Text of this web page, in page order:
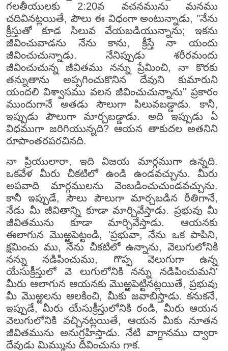
గలతీయులకు 2:20వ వచనమును మనము
చదివినట్లయితే, పౌలు ఈ విధంగా అంటున్నాడు, "నేను
క్రీస్తుతో కూడ సిలువ వేయబడియున్నాను; ఇకను
జీవించువాడను నేను కాను, క్రీస్తే నా యందు
జీవించుచున్నాడు. నేనిప్పుడు శరీరమందు
జీవించుచున్న జీవితము నన్ను ప్రేమించి, నా కొరకు
తన్నుతాను అప్పగించుకొనిన దేవుని కుమారుని
యందలి విశ్వాసము వలన జీవించుచున్నాను'' ప్రకారం
ముందుగానే అతడు సౌలుగా పిలువబడ్డాడు. కానీ,
ఇప్పుడు పౌలుగా మార్చబడ్డాడు. అది ఇప్పుడు ఏ
విధముగా జరిగియున్నది? ఆయన తాకుదల అతనిని
రూపాంతరపరచినది.
నా ప్రియులారా, ఇది విజయ మార్గముగా ఉన్నది.
ఒకవేళ మీరు చీకటిలో ఉండి ఉండవచ్చును. మీరు
అపవాది మార్గములను వెంబడించుచుండవచ్చును.
కానీ ఇప్పుడే, సౌలు పౌలుగా మార్చబడిన రీతిగానే,
నేడు మీ జీవితాన్ని కూడా మార్చివేస్తాడు. ప్రభువు మీ
జీవితమును కూడా మార్చివేస్తాడు. ఆయనకు
ఈలాగున మొఱ్ఱపెట్టండి, 'ప్రభువా, నేను ఒక పాపిని,
క్షమించు ము, నేను చీకటిలో ఉన్నాను, వెలుగులోనికి
నన్ను నడిపించుము, గొప్ప వెలుగుగా ఉన్న
యేసుక్రీస్తులో వె లుగులోనికి నన్ను నడిపించుమని'
మీరు ఆలాగున ఆయనకు మొఱ్ఱపెట్టినట్లయితే, ప్రభువు
మీ మొఱ్ఱలను ఆలకించి, మీకు జవాబిస్తాడు. కనుకనే,
ఇప్పుడే, మీరు యేసుక్రీస్తులోనికి రండి, మీరు ఆయన
వెలుగులోనికి వచ్చినట్లయితే, ఆయన మీకు నూతన
జీవితమును అనుగ్రహిస్తాడు. నేటి వాగ్దానము ద్వారా
దేవుడు మిమ్మును దీవించును గాక.